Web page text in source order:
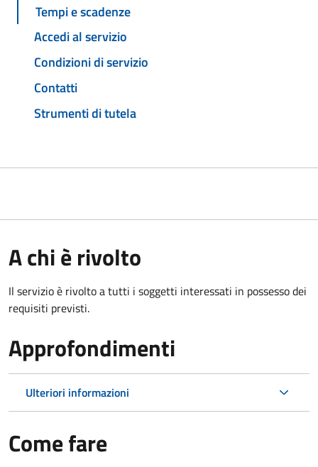
Tempi e scadenze
Accedi al servizio
Condizioni di servizio
Contatti
Strumenti di tutela
A chi è rivolto
Il servizio è rivolto a tutti i soggetti interessati in possesso dei
requisiti previsti.
Approfondimenti
Ulteriori informazioni
Come fare